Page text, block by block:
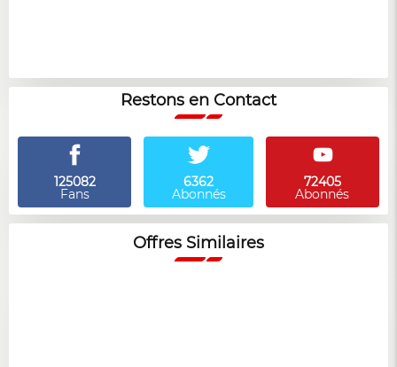
Restons en Contact
125082
Fans
6362
Abonnés
72405
Abonnés
Offres Similaires